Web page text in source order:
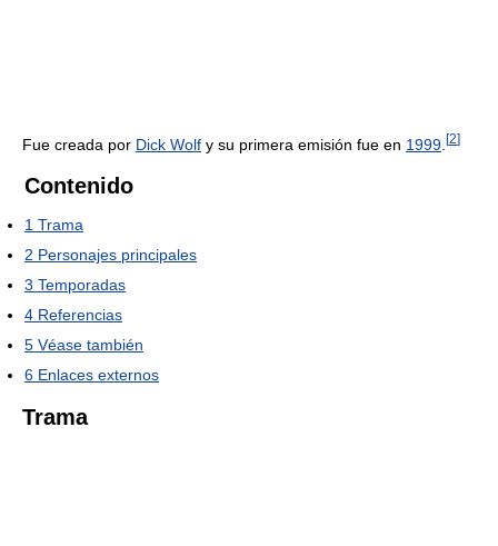
Fue creada por Dick Wolf y su primera emisión fue en 1999 [2]
Contenido
1 Trama
2 Personajes principales
3 Temporadas
4 Referencias
5 Véase también
6 Enlaces externos
Trama